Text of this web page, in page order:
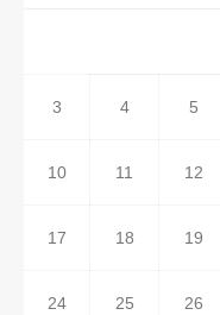
3 4 5
10 11 12
17 18 19
24 25 26